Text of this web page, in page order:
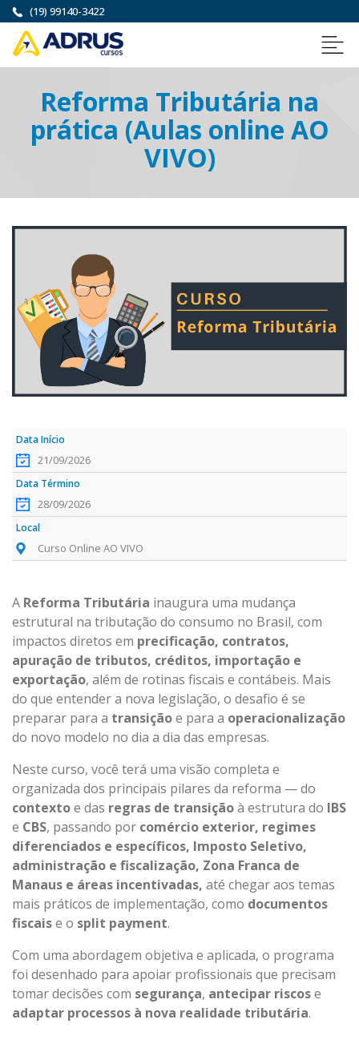
(19) 99140-3422
Reforma Tributária na
prática (Aulas online AO
VIVO)
21/09/2026
28/09/2026
Curso Online AO VIVO
A Reforma Tributária inaugura uma mudança
estrutural na tributação do consumo no Brasil, com
impactos diretos em precificação, contratos,
apuração de tributos, créditos, importação e
exportação, além de rotinas fiscais e contábeis. Mais
do que entender a nova legislação, o desafio é se
preparar para a transiçãoe para a operacionalização
do novo modelo no dia a dia das empresas.
Neste curso, você terá uma visão completa e
organizada dos principais pilares da reforma — do
contextoe das regras de transiçãoà estrutura do IBS
e CBS, passando por comércio exterior, regimes
diferenciados e específicos, Imposto Seletivo,
administração e fiscalização, Zona Franca de
Manaus e áreas incentivadas, até chegar aos temas
mais práticos de implementação, como documentos
fiscaise o split payment.
Com uma abordagem objetiva e aplicada, o programa
foi desenhado para apoiar profissionais que precisam
tomar decisões com segurança, antecipar riscose
adaptar processos à nova realidade tributária.